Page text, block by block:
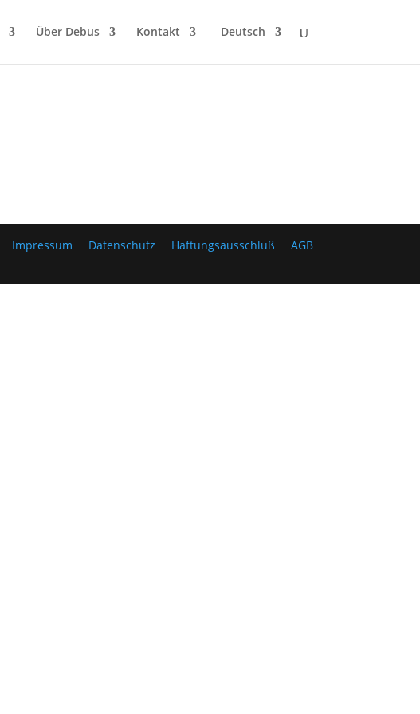
Über Debus Kontakt Deutsch
Impressum Datenschutz Haftungsausschluß AGB